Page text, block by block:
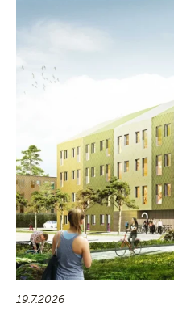
19.7.2026